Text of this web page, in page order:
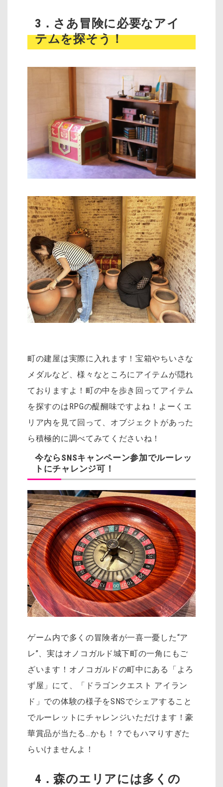
3．さあ冒険に必要なアイ
テムを探そう！
町の建屋は実際に入れます！宝箱やちいさな
メダルなど、様々なところにアイテムが隠れ
ておりますよ！町の中を歩き回ってアイテム
を探すのはRPGの醍醐味ですよね！よーくエ
リア内を見て回って、オブジェクトがあった
ら積極的に調べてみてくださいね！
今ならSNSキャンペーン参加でルーレッ
トにチャレンジ可！
ゲーム内で多くの冒険者が一喜一憂した“ア
レ”、実はオノコガルド城下町の一角にもご
ざいます！オノコガルドの町中にある「よろ
ず屋」にて、「ドラゴンクエスト アイラン
ド」での体験の様子をSNSでシェアすること
でルーレットにチャレンジいただけます！豪
華賞品が当たる…かも！？でもハマりすぎた
らいけませんよ！
4．森のエリアには多くの